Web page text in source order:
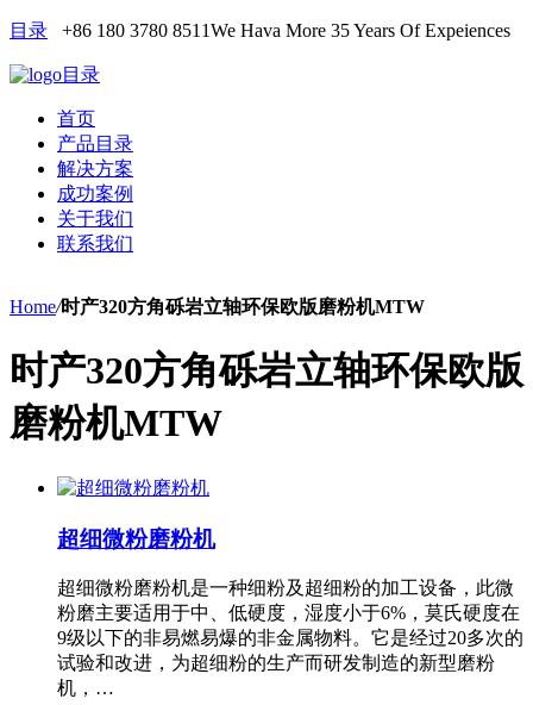
目录 +86 180 3780 8511We Hava More 35 Years Of Expeiences
目录
首页
产品目录
解决方案
成功案例
关于我们
联系我们
Home/时产320方角砾岩立轴环保欧版磨粉机MTW
时产320方角砾岩立轴环保欧版
磨粉机MTW
超细微粉磨粉机
超细微粉磨粉机是一种细粉及超细粉的加工设备，此微
粉磨主要适用于中、低硬度，湿度小于6%，莫氏硬度在
9级以下的非易燃易爆的非金属物料。它是经过20多次的
试验和改进，为超细粉的生产而研发制造的新型磨粉
机，…